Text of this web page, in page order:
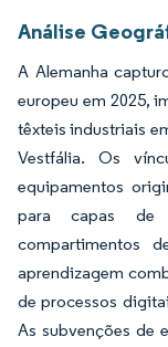
Análise
A Alemanha
europeu em 2025,
têxteis industriais
Vestfália. Os
equipamentos
para capas de
compartimentos
aprendizagem
de processos
As subvenções de